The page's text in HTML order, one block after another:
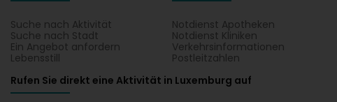
Suche nach Aktivität
Suche nach Stadt
Ein Angebot anfordern
Lebensstill
Notdienst Apotheken
Notdienst Kliniken
Verkehrsinformationen
Postleitzahlen
Rufen Sie direkt eine Aktivität in Luxemburg auf